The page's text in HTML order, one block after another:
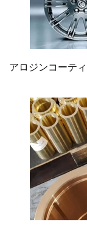
アロジンコーテ